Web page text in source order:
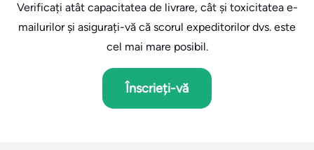
Verificați atât capacitatea de livrare, cât și toxicitatea e-
mailurilor și asigurați-vă că scorul expeditorilor dvs. este
cel mai mare posibil.
Înscrieți-vă